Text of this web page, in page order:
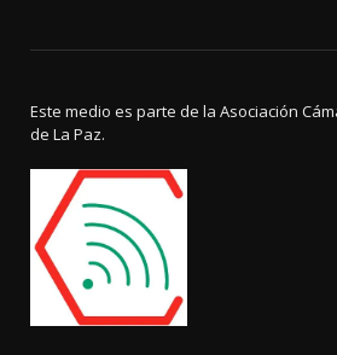
Este medio es parte de la Asociación
de La Paz.